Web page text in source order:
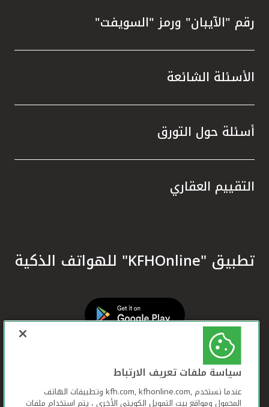
رقم "الآيبان" ورمز "السويفت"
الأسئلة الشائعة
أسئلة حول التورق
التقييم العقاري
تطبيق "KFHOnline" للهواتف الذكية
سياسة ملفات تعريف الارتباط
عندما تستخدم ,kfh.com, kfhonline.com وتطبيقات الهاتف
المحمول ومواقع بيت التمويل الكويتي الأخرى ، يتم استخدام ملفات